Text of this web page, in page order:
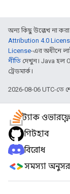
অন্য কিছু উল্লেখ না
Attribution 4.0
License-এর অধীনে
নীতি দেখুন। Java হল
ট্রেডমার্ক।
2026-08-06 UTC-তে
স্ট্যাক
গিটহাব
বিরোধ
সমস্যা